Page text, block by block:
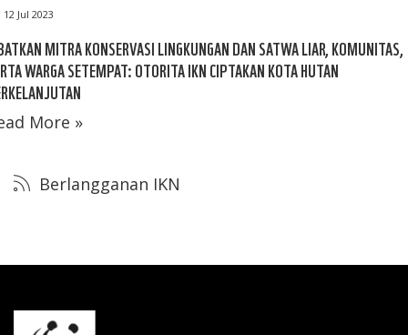
12 Jul 2023
MITRA KONSERVASI LINGKUNGAN DAN SATWA LIAR, KOMUNITAS,
WARGA SETEMPAT: OTORITA IKN CIPTAKAN KOTA HUTAN
More »
Berlangganan IKN